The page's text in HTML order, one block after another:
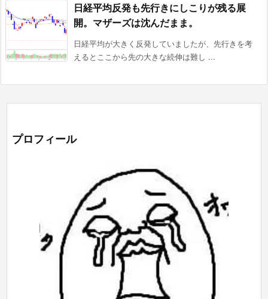
日経平均反発も先行きにしこりが残る展
開。マザーズは沈んだまま。
日経平均が大きく反発していましたが、先行きを考
えるとここから先の大きな続伸は難し ...
プロフィール